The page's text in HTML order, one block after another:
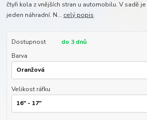
čtyři kola z vnějších stran u automobilu. V sadě
jeden náhradní. N... celý popis
Dostupnost
do 3 dnů
Barva
Velikost ráfku